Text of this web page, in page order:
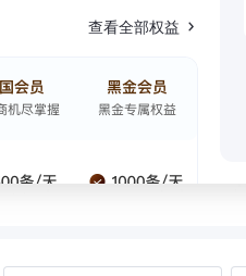
查看全部权益